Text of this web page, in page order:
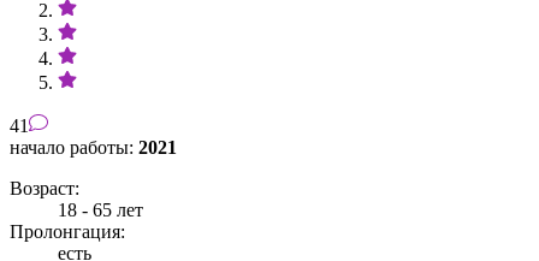
41
начало работы: 2021
Возраст:
18 - 65 лет
Пролонгация:
есть